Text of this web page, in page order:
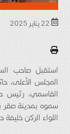
استقبل صاحب
المجلس الأعلى،
القاسمي، رئيس
سموه بمدينة صقر
اللواء الركن خليفة